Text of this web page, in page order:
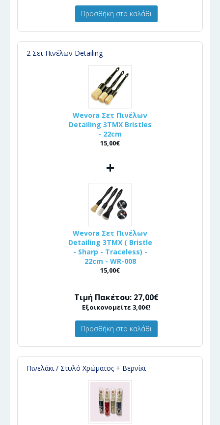
Προσθήκη στο καλάθι
2 Σετ Πινέλων Detailing
Wevora Σετ Πινέλων
Detailing 3ΤΜΧ Bristles
- 22cm
15,00€
+
Wevora Σετ Πινέλων
Detailing 3ΤΜΧ ( Bristle
- Sharp - Traceless) -
22cm - WR-008
15,00€
Τιμή Πακέτου: 27,00€
Εξοικονομείτε 3,00€!
Προσθήκη στο καλάθι
Πινελάκι / Στυλό Χρώματος + Βερνίκι